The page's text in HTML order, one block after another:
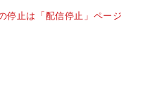
停止は「配信停止」ページ